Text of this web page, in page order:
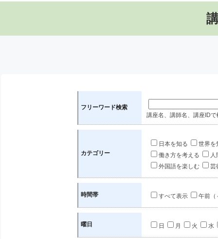
フリーワード検索
講座名、講師名、講座IDで
カテゴリー
日本を知る
世界を
働き方を考える
人
外国語を楽しむ
芸
時間帯 すべて表示 午前（
曜日 日 月 火 水